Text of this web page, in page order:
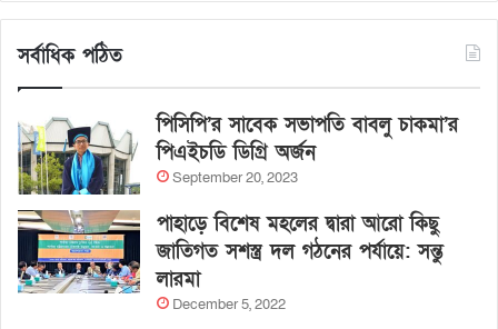
সর্বাধিক পঠিত
পিসিপি’র সাবেক সভাপতি বাবলু চাকমা’র
পিএইচডি ডিগ্রি অর্জন
September 20, 2023
পাহাড়ে বিশেষ মহলের দ্বারা আরো কিছু
জাতিগত সশস্ত্র দল গঠনের পর্যায়ে: সন্তু
লারমা
December 5, 2022